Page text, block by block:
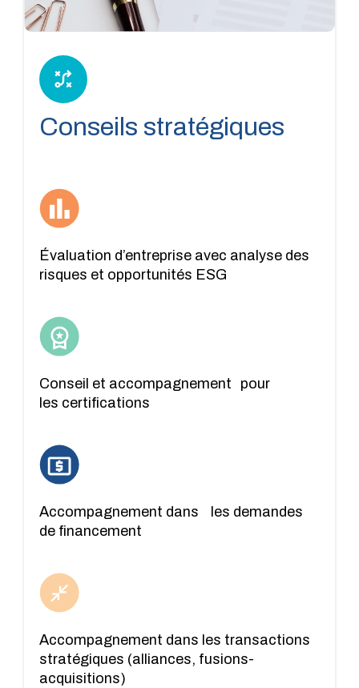
Conseils stratégiques
Évaluation d’entreprise avec analyse des
risques et opportunités ESG
Conseil et accompagnement pour
les certifications
Accompagnement dans les demandes
de financement
Accompagnement dans les transactions
stratégiques (alliances, fusions-
acquisitions)